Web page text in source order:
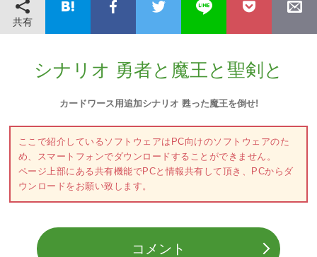
共有
シナリオ 勇者と魔王と聖剣と
カードワース用追加シナリオ 甦った魔王を倒せ!
ここで紹介しているソフトウェアはPC向けのソフトウェアのた
め、スマートフォンでダウンロードすることができません。
ページ上部にある共有機能でPCと情報共有して頂き、PCからダ
ウンロードをお願い致します。
コメント